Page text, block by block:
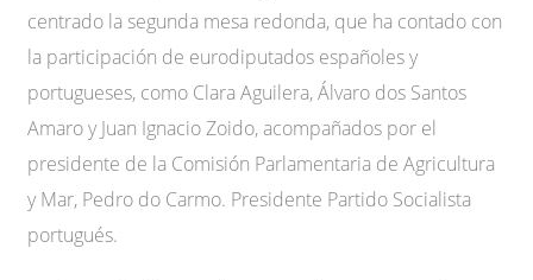
centrado la segunda mesa redonda, que ha contado con
la participación de eurodiputados españoles y
portugueses, como Clara Aguilera, Álvaro dos Santos
Amaro y Juan Ignacio Zoido, acompañados por el
presidente de la Comisión Parlamentaria de Agricultura
y Mar, Pedro do Carmo. Presidente Partido Socialista
portugués.